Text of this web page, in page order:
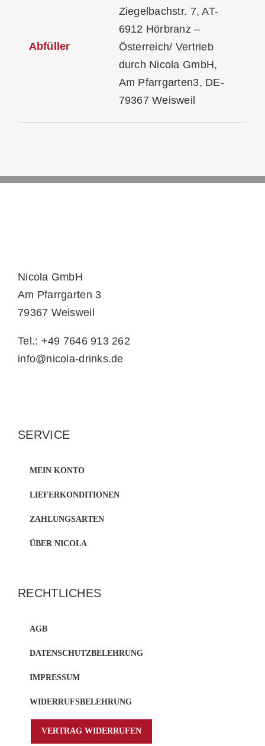
Abfüller
Ziegelbachstr. 7, AT-
6912 Hörbranz –
Österreich/ Vertrieb
durch Nicola GmbH,
Am Pfarrgarten3, DE-
79367 Weisweil
Nicola GmbH
Am Pfarrgarten 3
79367 Weisweil
Tel.: +49 7646 913 262
info@nicola-drinks.de
SERVICE
MEIN KONTO
LIEFERKONDITIONEN
ZAHLUNGSARTEN
ÜBER NICOLA
RECHTLICHES
AGB
DATENSCHUTZBELEHRUNG
IMPRESSUM
WIDERRUFSBELEHRUNG
VERTRAG WIDERRUFEN